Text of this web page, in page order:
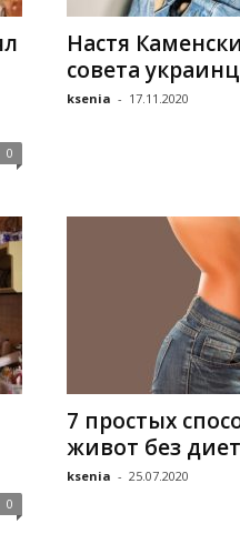
0
Настя
совета
ksenia - 17.11.2020
0
7 простых
живот без
ksenia - 25.07.2020